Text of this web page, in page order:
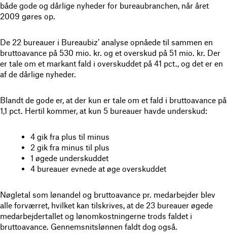
både gode og dårlige nyheder for bureaubranchen, når året
2009 gøres op.
De 22 bureauer i Bureaubiz’ analyse opnåede til sammen en
bruttoavance på 530 mio. kr. og et overskud på 51 mio. kr. Der
er tale om et markant fald i overskuddet på 41 pct., og det er en
af de dårlige nyheder.
Blandt de gode er, at der kun er tale om et fald i bruttoavance på
1,1 pct. Hertil kommer, at kun 5 bureauer havde underskud:
4 gik fra plus til minus
2 gik fra minus til plus
1 øgede underskuddet
4 bureauer evnede at øge overskuddet
Nøgletal som lønandel og bruttoavance pr. medarbejder blev
alle forværret, hvilket kan tilskrives, at de 23 bureauer øgede
medarbejdertallet og lønomkostningerne trods faldet i
bruttoavance. Gennemsnitslønnen faldt dog også.